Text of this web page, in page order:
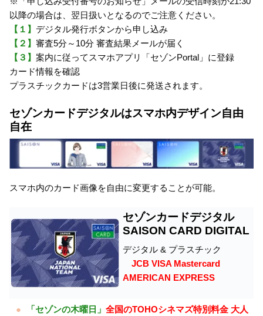
以降の場合は、翌日扱いとなるのでご注意ください。
【１】 デジタル発行ボタンから申し込み
【２】 審査5分～10分 審査結果メールが届く
【３】 案内に従ってスマホアプリ「セゾンPortal」に登録
カード情報を確認
プラスチックカードは3営業日後に発送されます。
セゾンカードデジタルはスマホ内デザイン自由
自在
スマホ内のカード画像を自由に変更することが可能。
セゾンカードデジタル
SAISON CARD DIGITAL
デジタル & プラスチック
JCB VISA Mastercard
AMERICAN EXPRESS
「セゾンの木曜日」 全国のTOHOシネマズ特別料金 大人